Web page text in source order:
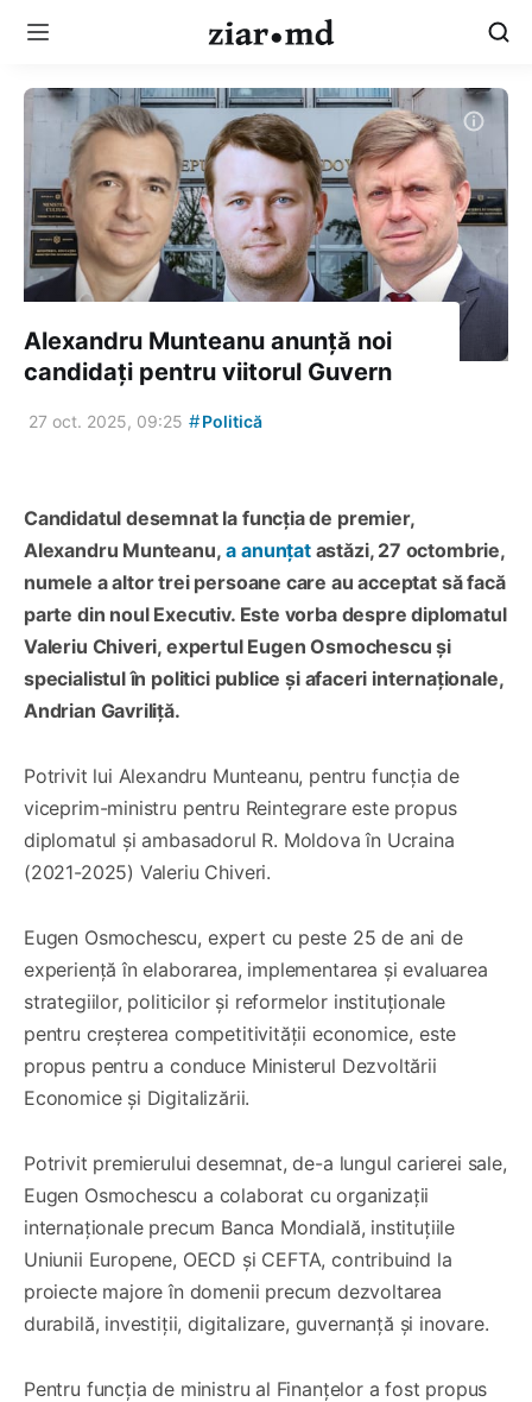
Alexandru Munteanu anunță noi
candidați pentru viitorul Guvern
27 oct. 2025, 09:25 #Politică
Candidatul desemnat la funcția de premier,
Alexandru Munteanu,a anunțatastăzi, 27 octombrie,
numele a altor trei persoane care au acceptat să facă
parte din noul Executiv. Este vorba despre diplomatul
Valeriu Chiveri, expertul Eugen Osmochescu și
specialistul în politici publice și afaceri internaționale,
Andrian Gavriliță.
Potrivit lui Alexandru Munteanu, pentru funcția de
viceprim-ministru pentru Reintegrare este propus
diplomatul și ambasadorul R. Moldova în Ucraina
(2021-2025) Valeriu Chiveri.
Eugen Osmochescu, expert cu peste 25 de ani de
experiență în elaborarea, implementarea și evaluarea
strategiilor, politicilor și reformelor instituționale
pentru creșterea competitivității economice, este
propus pentru a conduce Ministerul Dezvoltării
Economice și Digitalizării.
Potrivit premierului desemnat, de-a lungul carierei sale,
Eugen Osmochescu a colaborat cu organizații
internaționale precum Banca Mondială, instituțiile
Uniunii Europene, OECD și CEFTA, contribuind la
proiecte majore în domenii precum dezvoltarea
durabilă, investiții, digitalizare, guvernanță și inovare.
Pentru funcția de ministru al Finanțelor a fost propus